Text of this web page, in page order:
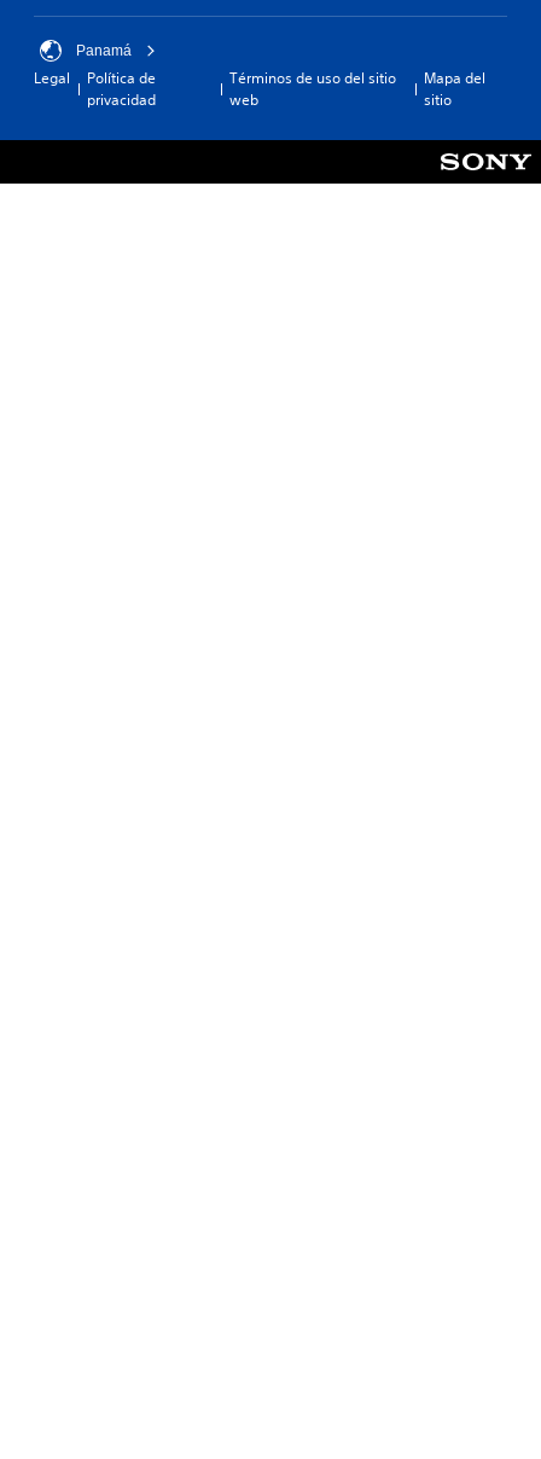
Panamá
Legal
Política de
privacidad
Términos de uso del sitio
web
Mapa del
sitio